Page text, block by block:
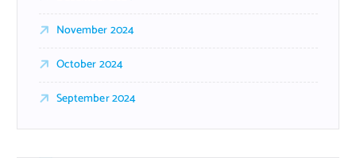
November 2024
October 2024
September 2024